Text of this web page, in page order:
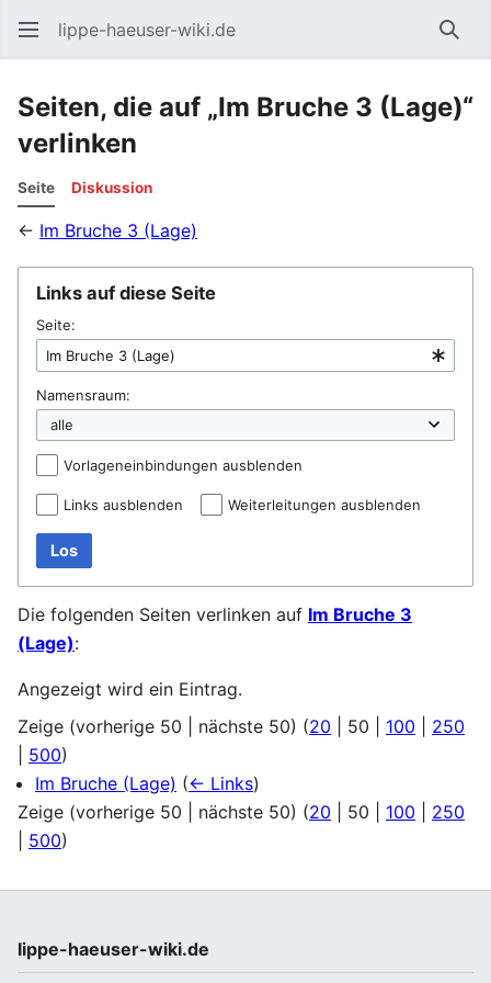
lippe-haeuser-wiki.de
Seiten, die auf „Im Bruche 3 (Lage)“
verlinken
Seite Diskussion
← Im Bruche 3 (Lage)
Links auf diese Seite
Seite:
Namensraum:
Vorlageneinbindungen ausblenden
Links ausblenden Weiterleitungen ausblenden
Los
Die folgenden Seiten verlinken auf Im Bruche 3
(Lage):
Angezeigt wird ein Eintrag.
Zeige (vorherige 50 nächste 50) (20 50 100
250
500)
Im Bruche (Lage) (← Links)
Zeige (vorherige 50 nächste 50) (20 50 100
250
500)
lippe-haeuser-wiki.de